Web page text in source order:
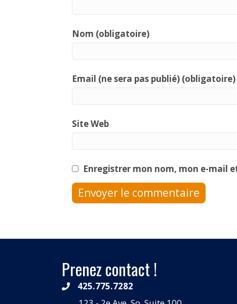
Nom (obligatoire)
Email (ne sera pas publié) (obligatoire)
Site Web
Enregistrer mon nom, mon e-mail
Prenez contact !
425.775.7282